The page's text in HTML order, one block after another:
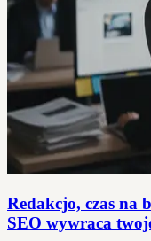
Redakcjo, czas na
SEO wywraca